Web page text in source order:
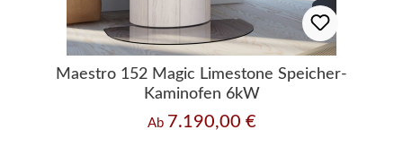
Maestro 152 Magic Limestone Speicher-
Kaminofen 6kW
Regulärer Preis:
Ab 7.190,00 €